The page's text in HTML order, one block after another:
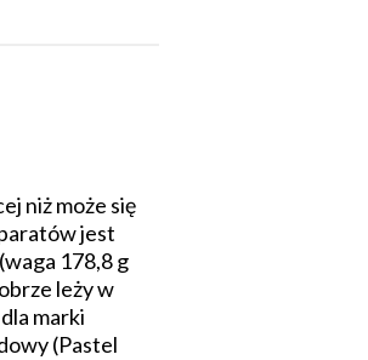
niż może się
jest
178,8 g
leży w
marki
(Pastel